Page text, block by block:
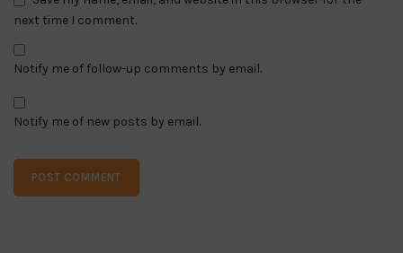
next time I comment.
Notify me of follow-up comments by email.
Notify me of new posts by email.